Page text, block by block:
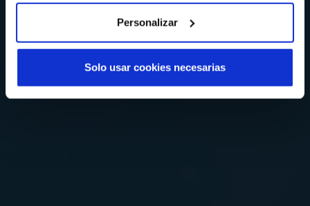
Personalizar
Solo usar cookies necesarias